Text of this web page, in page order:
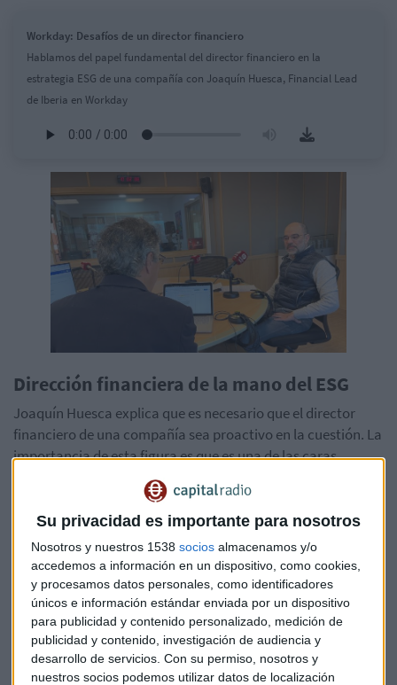
Su privacidad es importante para nosotros
Nosotros y nuestros 1538 socios almacenamos y/o
accedemos a información en un dispositivo, como cookies,
y procesamos datos personales, como identificadores
únicos e información estándar enviada por un dispositivo
para publicidad y contenido personalizado, medición de
publicidad y contenido, investigación de audiencia y
desarrollo de servicios. Con su permiso, nosotros y
nuestros socios podemos utilizar datos de localización
Workday: Desafíos de un director financiero
Hablamos del papel fundamental del director financiero en la
estrategia ESG de una compañía con Joaquín Huesca, Financial Lead
de Iberia en Workday
Dirección financiera de la mano del ESG
Joaquín Huesca explica que es necesario que el director
financiero de una compañía sea proactivo en la cuestión. La
importancia de esta figura es que es una de las caras
visibles de la empresa, por lo que debe ir de la mano con el
ESG y la sostenibilidad de la compañía.
empresa; conecta a sus proveedores, canales y clientes.
Hacer ESG es fundamental, por lo que los empleados
también tendrán que estar enfocados en este proyecto que
cada vez se hace más indispensable. Por esta razón el
director financiero tiene un papel crucial en todo lo que es el
desarrollo de implementar las estrategias ESG.